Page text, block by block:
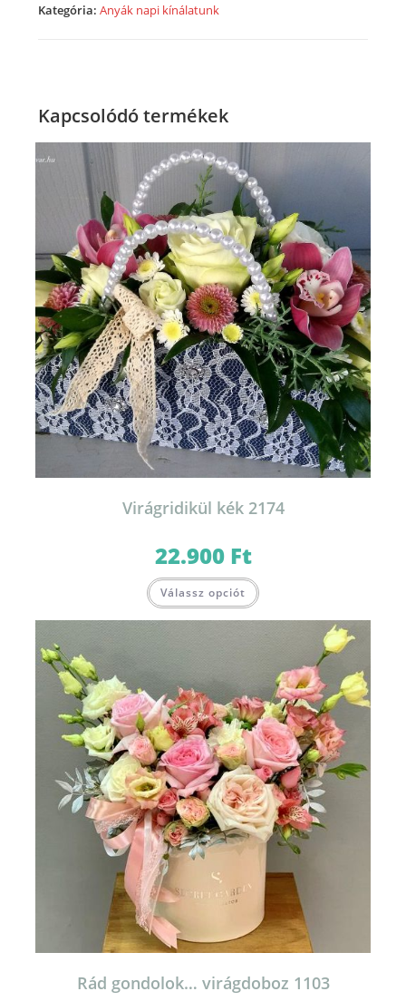
Anyák
elkészítjük-
mennyiség
Kategória:Anyák napi kínálatunk
Kapcsolódó termékek
Virágridikül kék 2174
22.900 Ft
Válassz opciót
Rád gondolok… virágdoboz 1103